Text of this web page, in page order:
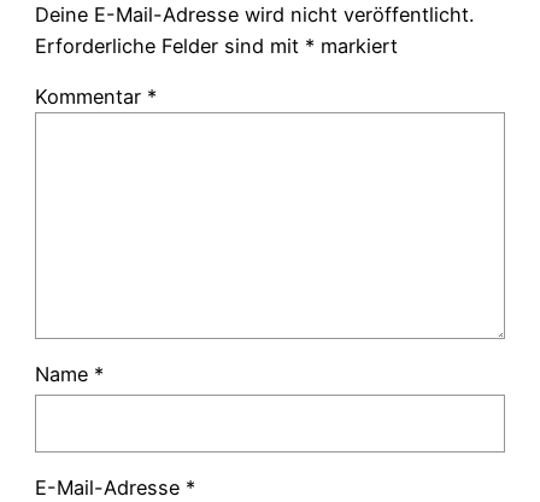
Deine E-Mail-Adresse wird nicht veröffentlicht.
Erforderliche Felder sind mit * markiert
Kommentar *
Name *
E-Mail-Adresse *